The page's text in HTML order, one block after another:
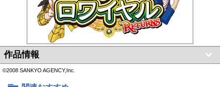
作品情報
©2008 SANKYO AGENCY,Inc.